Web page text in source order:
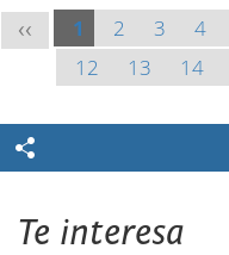
<< 1 2 3 4
12
13 14
Te interesa